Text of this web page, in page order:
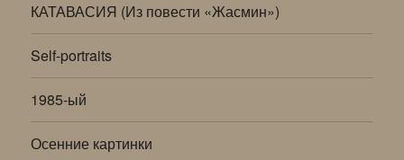
КАТАВАСИЯ (Из повести «Жасмин»)
Self-portraits
1985-ый
Осенние картинки